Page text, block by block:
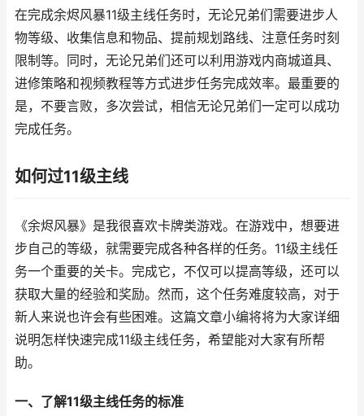
在完成余烬风暴11级主线任务时，无论兄弟们需要进步人
物等级、收集信息和物品、提前规划路线、注意任务时刻
限制等。同时，无论兄弟们还可以利用游戏内商城道具、
进修策略和视频教程等方式进步任务完成效率。最重要的
是，不要言败，多次尝试，相信无论兄弟们一定可以成功
完成任务。
如何过11级主线
《余烬风暴》是我很喜欢卡牌类游戏。在游戏中，想要进
步自己的等级，就需要完成各种各样的任务。11级主线任
务一个重要的关卡。完成它，不仅可以提高等级，还可以
获取大量的经验和奖励。然而，这个任务难度较高，对于
新人来说也许会有些困难。这篇文章小编将将为大家详细
说明怎样快速完成11级主线任务，希望能对大家有所帮
助。
一、了解11级主线任务的标准